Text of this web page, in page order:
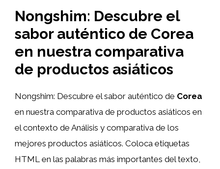
Nongshim: Descubre el
sabor auténtico de Corea
en nuestra comparativa
de productos asiáticos
Nongshim: Descubre el sabor auténtico de Corea
en nuestra comparativa de productos asiáticos en
el contexto de Análisis y comparativa de los
mejores productos asiáticos. Coloca etiquetas
HTML en las palabras más importantes del texto,